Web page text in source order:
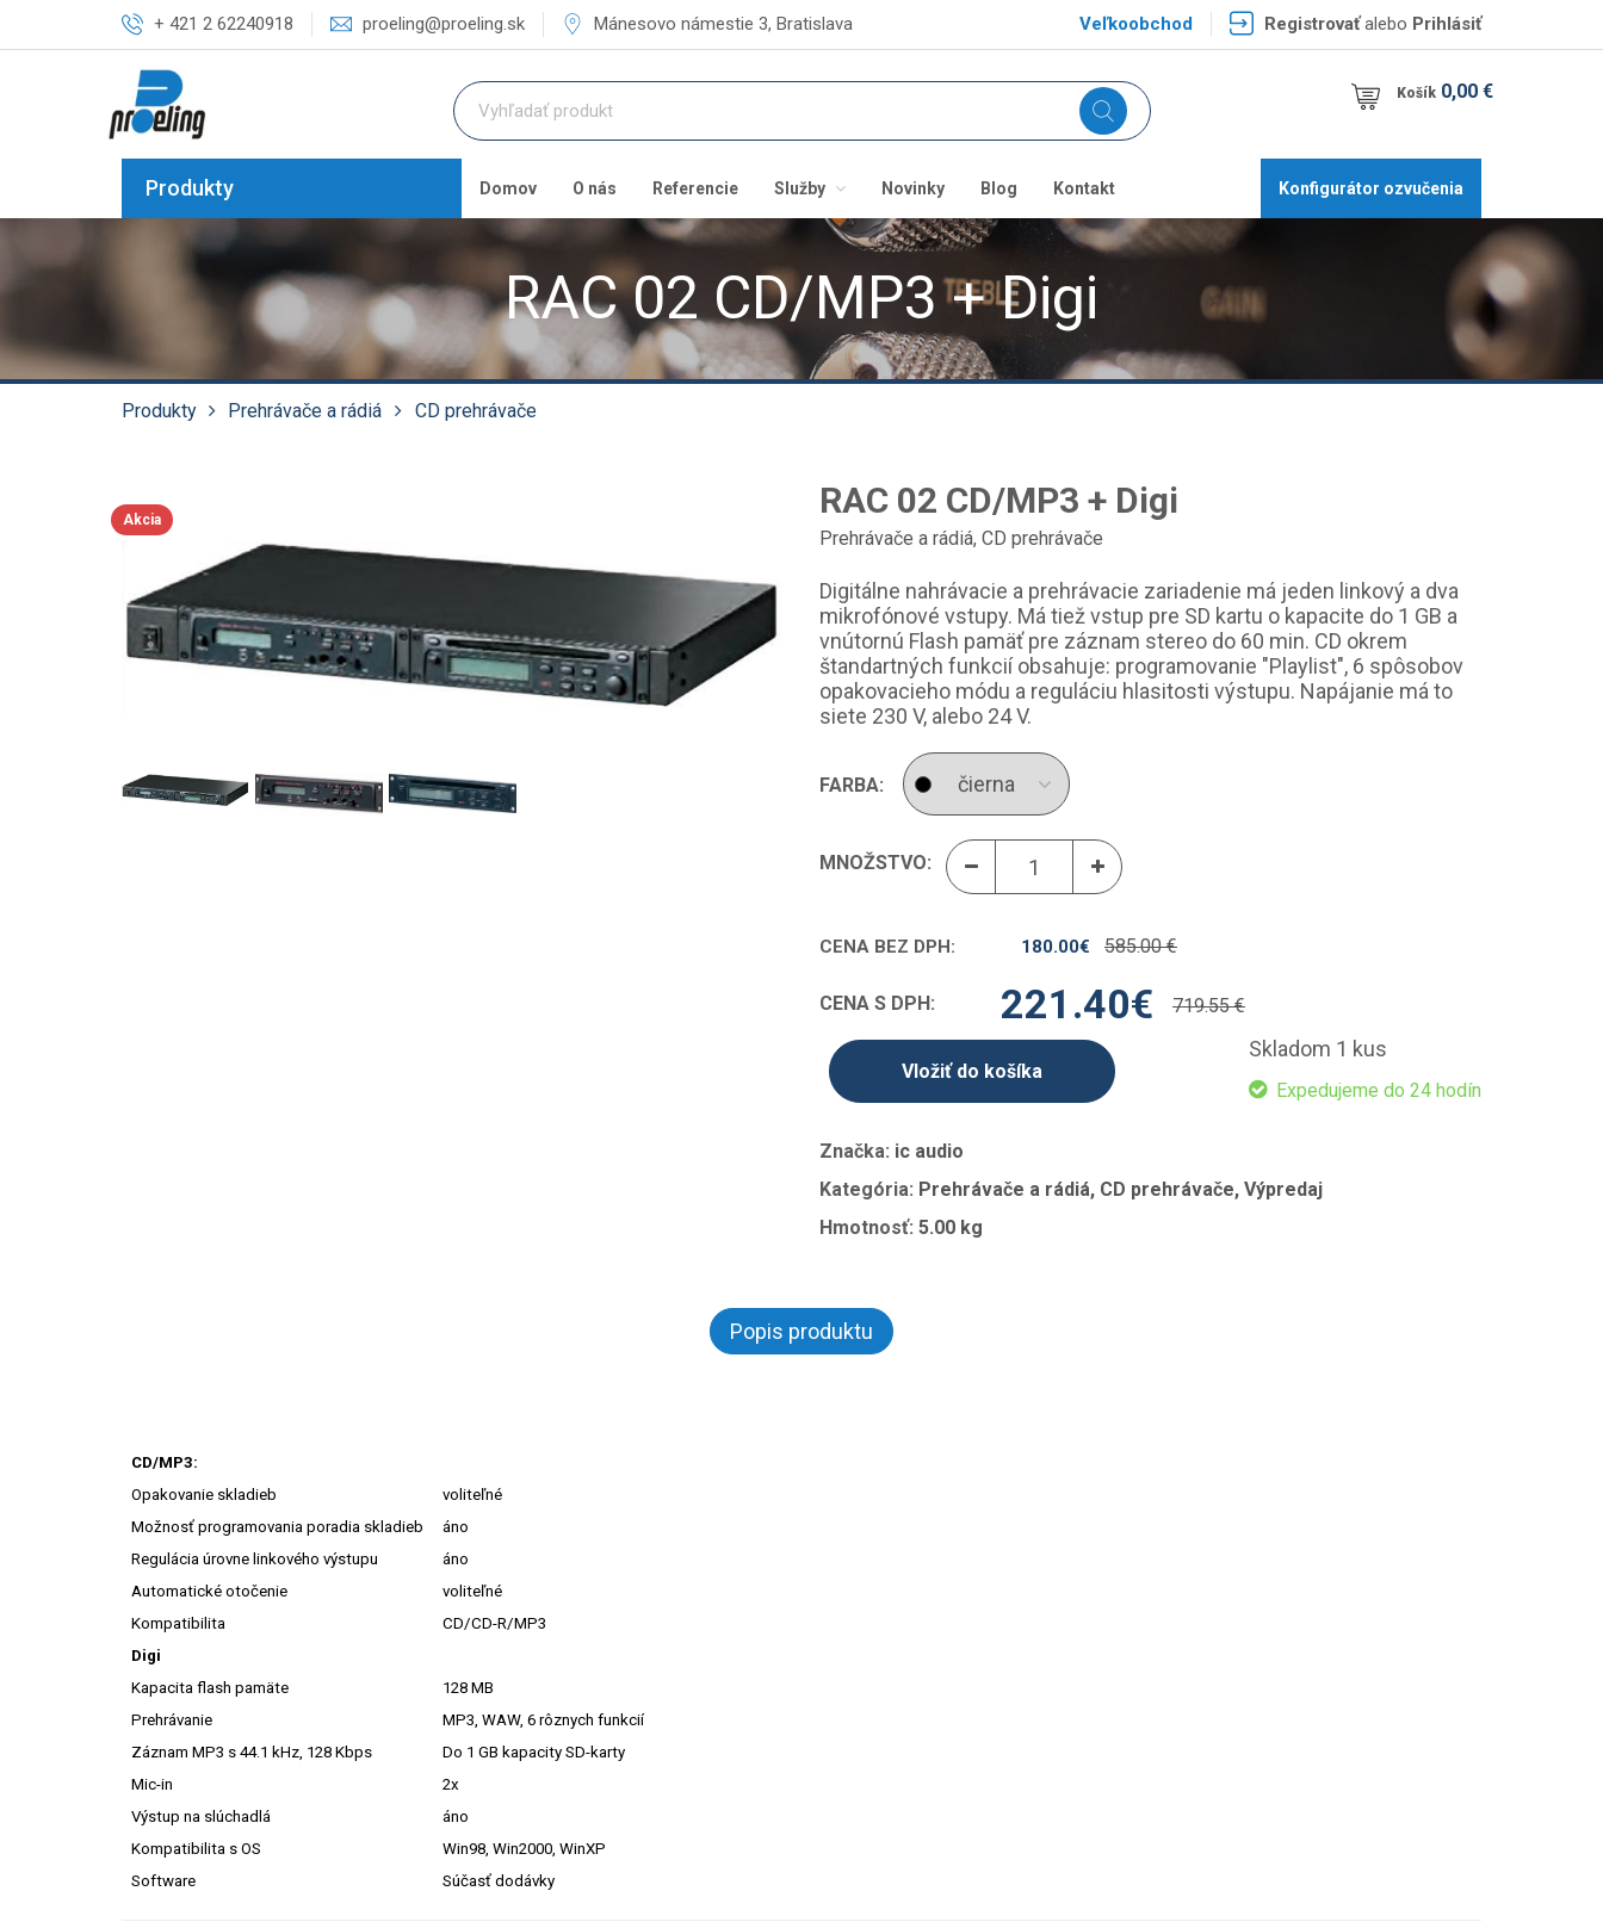
+ 421 2 62240918 proeling@proeling.sk Mánesovo námestie 3, Bratislava Veľkoobchod Registrovaťalebo Prihlásiť
Košík 0,00 €
Produkty Domov O nás Referencie Služby Novinky Blog Kontakt Konfigurátor ozvučenia
RAC 02 CD/MP3 + Digi
Produkty Prehrávače a rádiá CD prehrávače
Akcia RAC 02 CD/MP3 + Digi
Prehrávače a rádiá, CD prehrávače
Digitálne nahrávacie a prehrávacie zariadenie má jeden linkový a dva
mikrofónové vstupy. Má tiež vstup pre SD kartu o kapacite do 1 GB a
vnútornú Flash pamäť pre záznam stereo do 60 min. CD okrem
štandartných funkcií obsahuje: programovanie "Playlist", 6 spôsobov
opakovacieho módu a reguláciu hlasitosti výstupu. Napájanie má to
siete 230 V, alebo 24 V.
FARBA:
MNOŽSTVO:
CENA BEZ DPH: 180.00€ 585.00€
CENA S DPH: 221.40€ 719.55€
Skladom 1 kus
Expedujeme do 24 hodín
Vložiť do košíka
Značka: ic audio
Kategória: Prehrávače a rádiá, CD prehrávače, Výpredaj
Hmotnosť: 5.00 kg
Popis produktu
CD/MP3:
Opakovanie skladieb
voliteľné
Možnosť programovania poradia skladieb
áno
Regulácia úrovne linkového výstupu
áno
Automatické otočenie
voliteľné
Kompatibilita
CD/CD-R/MP3
Digi
Kapacita flash pamäte
128 MB
Prehrávanie
MP3, WAW, 6 rôznych funkcií
Záznam MP3 s 44.1 kHz, 128 Kbps
Do 1 GB kapacity SD-karty
Mic-in
2x
Výstup na slúchadlá
áno
Kompatibilita s OS
Win98, Win2000, WinXP
Software
Súčasť dodávky